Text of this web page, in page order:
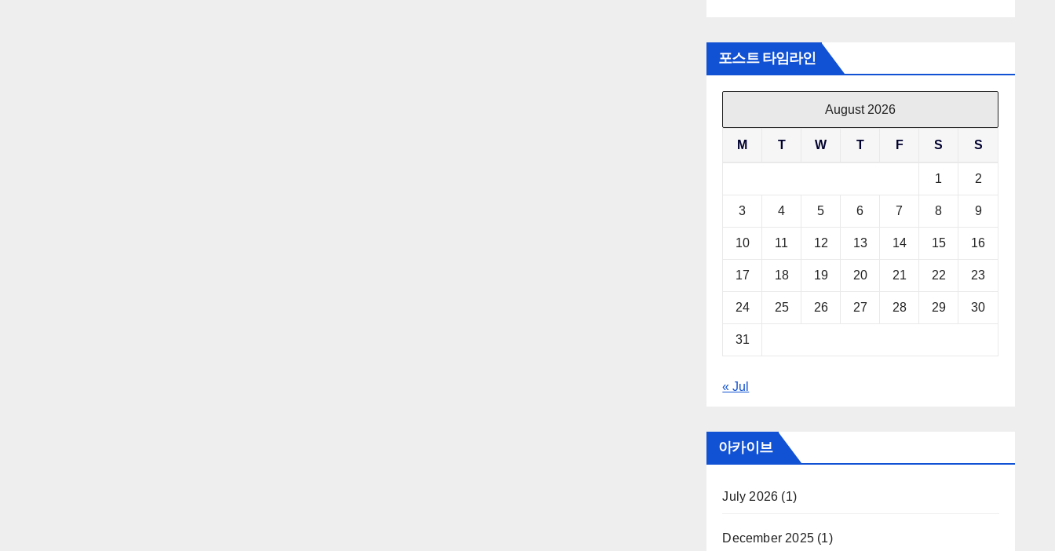
포스트 타임라인
August 2026
M T W T F S S
1 2
3 4 5 6 7 8 9
10 11 12 13 14 15 16
17 18 19 20 21 22 23
24 25 26 27 28 29 30
31
« Jul
아카이브
July 2026 (1)
December 2025(1)